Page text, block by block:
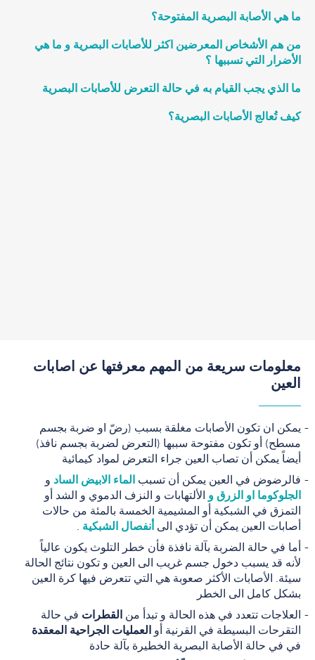
ما هي الأصابة البصرية المفتوحة؟
من هم الأشخاص المعرضين اكثر للأصابات البصرية و ما هي
الأضرار التي تسببها ؟
ما الذي يجب القيام به في حالة التعرض للأصابات البصرية
كيف تُعالج الأصابات البصرية؟
معلومات سريعة من المهم معرفتها عن اصابات
العين
يمكن ان تكون الأصابات مغلقة بسبب (رضّ او ضربة بجسم
مسطح) أو تكون مفتوحة سببها (التعرض لضربة بجسم نافذ)
أيضاً يمكن أن تصاب العين جراء التعرض لمواد كيمائية
فالرضوض في العين يمكن أن تسبب الماء الابيض الساد و
الجلوكوما او الزرق و الألتهابات و النزف الدموي و الشد أو
التمزق في الشبكية أو المشيمية الخمسة بالمئة من حالات
أصابات العين يمكن أن تؤدي الى أنفصال الشبكية
أما في حالة الضربة بآلة نافذة فأن خطر التلوث يكون عالياً
لأنه قد يسبب دخول جسم غريب الى العين و تكون نتائج الحالة
سيئة. الأصابات الأكثر صعوبة هي التي تتعرض فيها كرة العين
بشكل كامل الى الخطر
العلاجات تتعدد في هذه الحالة و تبدأ من القطرات في حالة
التقرحات البسيطة في القرنية أو العمليات الجراحية المعقدة
في في حالة الأصابة البصرية الخطيرة بآلة حادة